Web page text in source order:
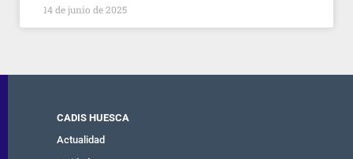
14 de junio de 2025
CADIS HUESCA
Actualidad